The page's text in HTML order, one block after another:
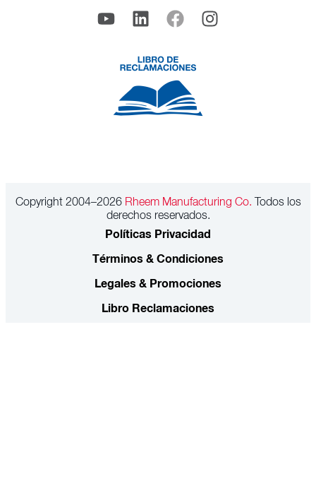
Copyright 2004–2026Rheem Manufacturing Co. Todos los
derechos reservados.
Políticas Privacidad
Términos & Condiciones
Legales & Promociones
Libro Reclamaciones